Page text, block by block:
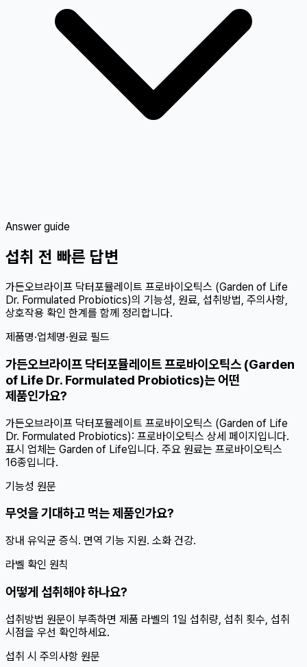
Answer guide
섭취 전 빠른 답변
가든오브라이프 닥터포뮬레이트 프로바이오틱스 (Garden of Life
Dr. Formulated Probiotics)의 기능성, 원료, 섭취방법, 주의사항,
상호작용 확인 한계를 함께 정리합니다.
제품명·업체명·원료 필드
가든오브라이프 닥터포뮬레이트 프로바이오틱스 (Garden
of Life Dr. Formulated Probiotics)는 어떤
제품인가요?
가든오브라이프 닥터포뮬레이트 프로바이오틱스 (Garden of Life
Dr. Formulated Probiotics): 프로바이오틱스 상세 페이지입니다.
표시 업체는 Garden of Life입니다. 주요 원료는 프로바이오틱스
16종입니다.
기능성 원문
무엇을 기대하고 먹는 제품인가요?
장내 유익균 증식. 면역 기능 지원. 소화 건강.
라벨 확인 원칙
어떻게 섭취해야 하나요?
섭취방법 원문이 부족하면 제품 라벨의 1일 섭취량, 섭취 횟수, 섭취
시점을 우선 확인하세요.
섭취 시 주의사항 원문